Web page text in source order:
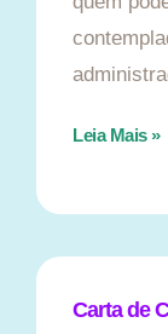
Leia Mais »
Carta de